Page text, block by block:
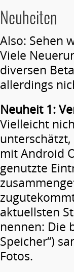
Neuheiten
Also: Sehen
Viele
diversen
allerdings
Neuheit 1:
Vielleicht
mit Android
genutzte
aktuellsten
nennen: Die
Speicher“)
Fotos.